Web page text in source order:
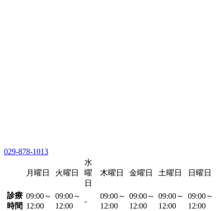
029-878-1013
月曜日 火曜日
水
曜
日
木曜日 金曜日 土曜日 日曜日
診療
時間
09:00～
12:00
09:00～
12:00
-
09:00～
12:00
09:00～
12:00
09:00～
12:00
09:00～
12:00